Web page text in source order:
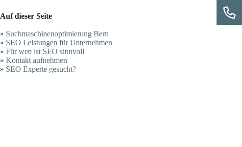
Auf dieser Seite
» Suchmaschinenoptimierung Bern
» SEO Leistungen für Unternehmen
» Für wen ist SEO sinnvoll
» Kontakt aufnehmen
» SEO Experte gesucht?